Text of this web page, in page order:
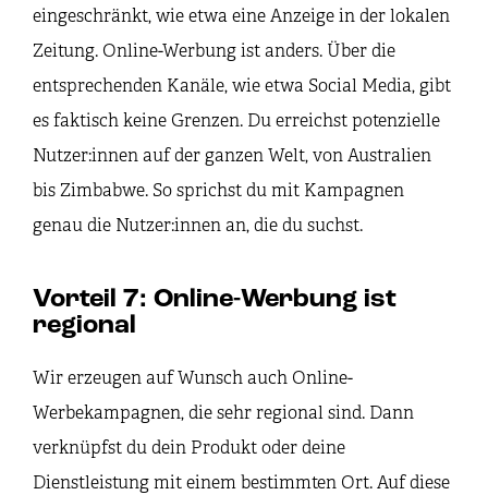
eingeschränkt, wie etwa eine Anzeige in der lokalen
Zeitung. Online-Werbung ist anders. Über die
entsprechenden Kanäle, wie etwa Social Media, gibt
es faktisch keine Grenzen. Du erreichst potenzielle
Nutzer:innen auf der ganzen Welt, von Australien
bis Zimbabwe. So sprichst du mit Kampagnen
genau die Nutzer:innen an, die du suchst.
Vorteil 7: Online-Werbung ist
regional
Wir erzeugen auf Wunsch auch Online-
Werbekampagnen, die sehr regional sind. Dann
verknüpfst du dein Produkt oder deine
Dienstleistung mit einem bestimmten Ort. Auf diese